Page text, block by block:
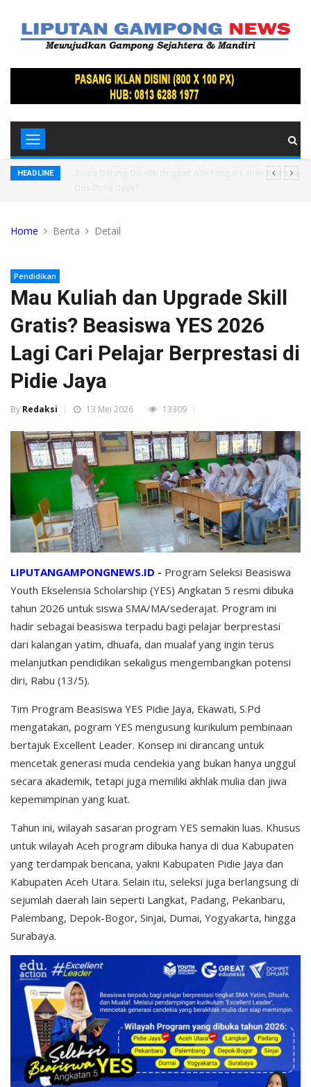
HEADLINE
Siapa Dalang Dibalik Dugaan Alih Fungsi Lahan Kawasan
Home Berita Detail
Pendidikan
Mau Kuliah dan Upgrade Skill
Gratis? Beasiswa YES 2026
Lagi Cari Pelajar Berprestasi di
Pidie Jaya
By Redaksi 13 Mei 2026 13309
LIPUTANGAMPONGNEWS.ID - Program Seleksi Beasiswa
Youth Ekselensia Scholarship (YES) Angkatan 5 resmi dibuka
tahun 2026 untuk siswa SMA/MA/sederajat. Program ini
hadir sebagai beasiswa terpadu bagi pelajar berprestasi
dari kalangan yatim, dhuafa, dan mualaf yang ingin terus
melanjutkan pendidikan sekaligus mengembangkan potensi
diri, Rabu (13/5).
Tim Program Beasiswa YES Pidie Jaya, Ekawati, S.Pd
mengatakan, pogram YES mengusung kurikulum pembinaan
bertajuk Excellent Leader. Konsep ini dirancang untuk
mencetak generasi muda cendekia yang bukan hanya unggul
secara akademik, tetapi juga memiliki akhlak mulia dan jiwa
kepemimpinan yang kuat.
Tahun ini, wilayah sasaran program YES semakin luas. Khusus
untuk wilayah Aceh program dibuka hanya di dua Kabupaten
yang terdampak bencana, yakni Kabupaten Pidie Jaya dan
Kabupaten Aceh Utara. Selain itu, seleksi juga berlangsung di
sejumlah daerah lain seperti Langkat, Padang, Pekanbaru,
Palembang, Depok-Bogor, Sinjai, Dumai, Yogyakarta, hingga
Surabaya.